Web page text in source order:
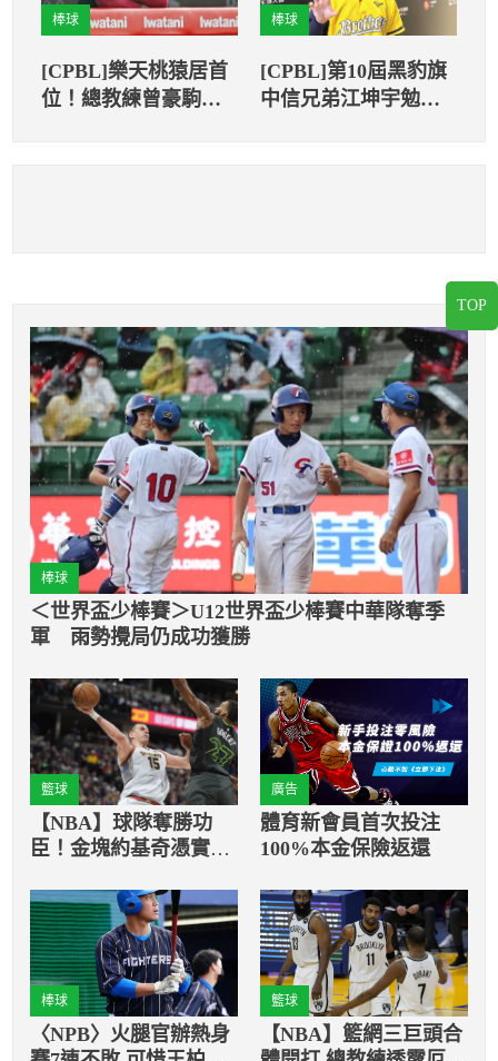
棒球
[CPBL]樂天桃猿居首
位！總教練曾豪駒：
棒球
[CPBL]第10屆黑豹旗
中信兄弟江坤宇勉勵
棒球
＜世界盃少棒賽＞U12世界盃少棒賽中華隊奪季
軍 雨勢攪局仍成功獲勝
籃球
【NBA】球隊奪勝功
臣！金塊約基奇憑實力
廣告
體育新會員首次投注
100%本金保險返還
棒球
〈NPB〉火腿官辦熱身
籃球
【NBA】籃網三巨頭合
TOP